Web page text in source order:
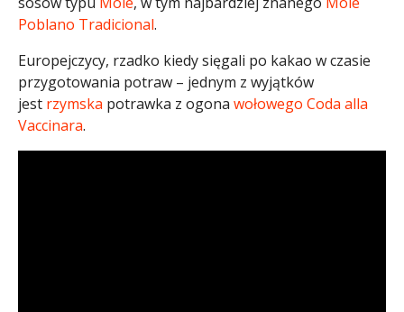
Poblano Tradicional.
Europejczycy, rzadko kiedy sięgali po kakao w czasie
przygotowania potraw – jednym z wyjątków
jest rzymska potrawka z ogona wołowego Coda alla
Vaccinara.